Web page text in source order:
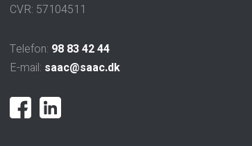
CVR: 57104511
Telefon: 98 83 42 44
E-mail: saac@saac.dk